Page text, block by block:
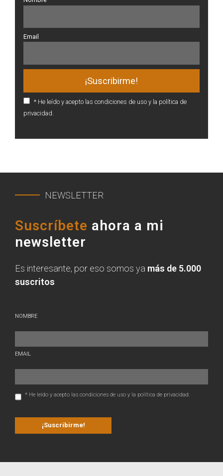
Email
* He leído y acepto las condiciones de uso y la política de
privacidad.
NEWSLETTER
Suscríbete ahora a mi
newsletter
Es interesante, por eso somos ya más de 5.000
suscritos
NOMBRE
EMAIL
* He leído y acepto las condiciones de uso y la política de privacidad.